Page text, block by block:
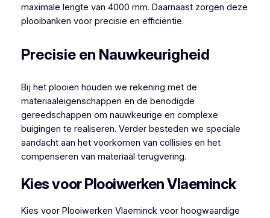
maximale lengte van 4000 mm. Daarnaast zorgen deze
plooibanken voor precisie en efficiëntie.
Precisie en Nauwkeurigheid
Bij het plooien houden we rekening met de
materiaaleigenschappen en de benodigde
gereedschappen om nauwkeurige en complexe
buigingen te realiseren. Verder besteden we speciale
aandacht aan het voorkomen van collisies en het
compenseren van materiaal terugvering.
Kies voor Plooiwerken Vlaeminck
Kies voor Plooiwerken Vlaeminck voor hoogwaardige